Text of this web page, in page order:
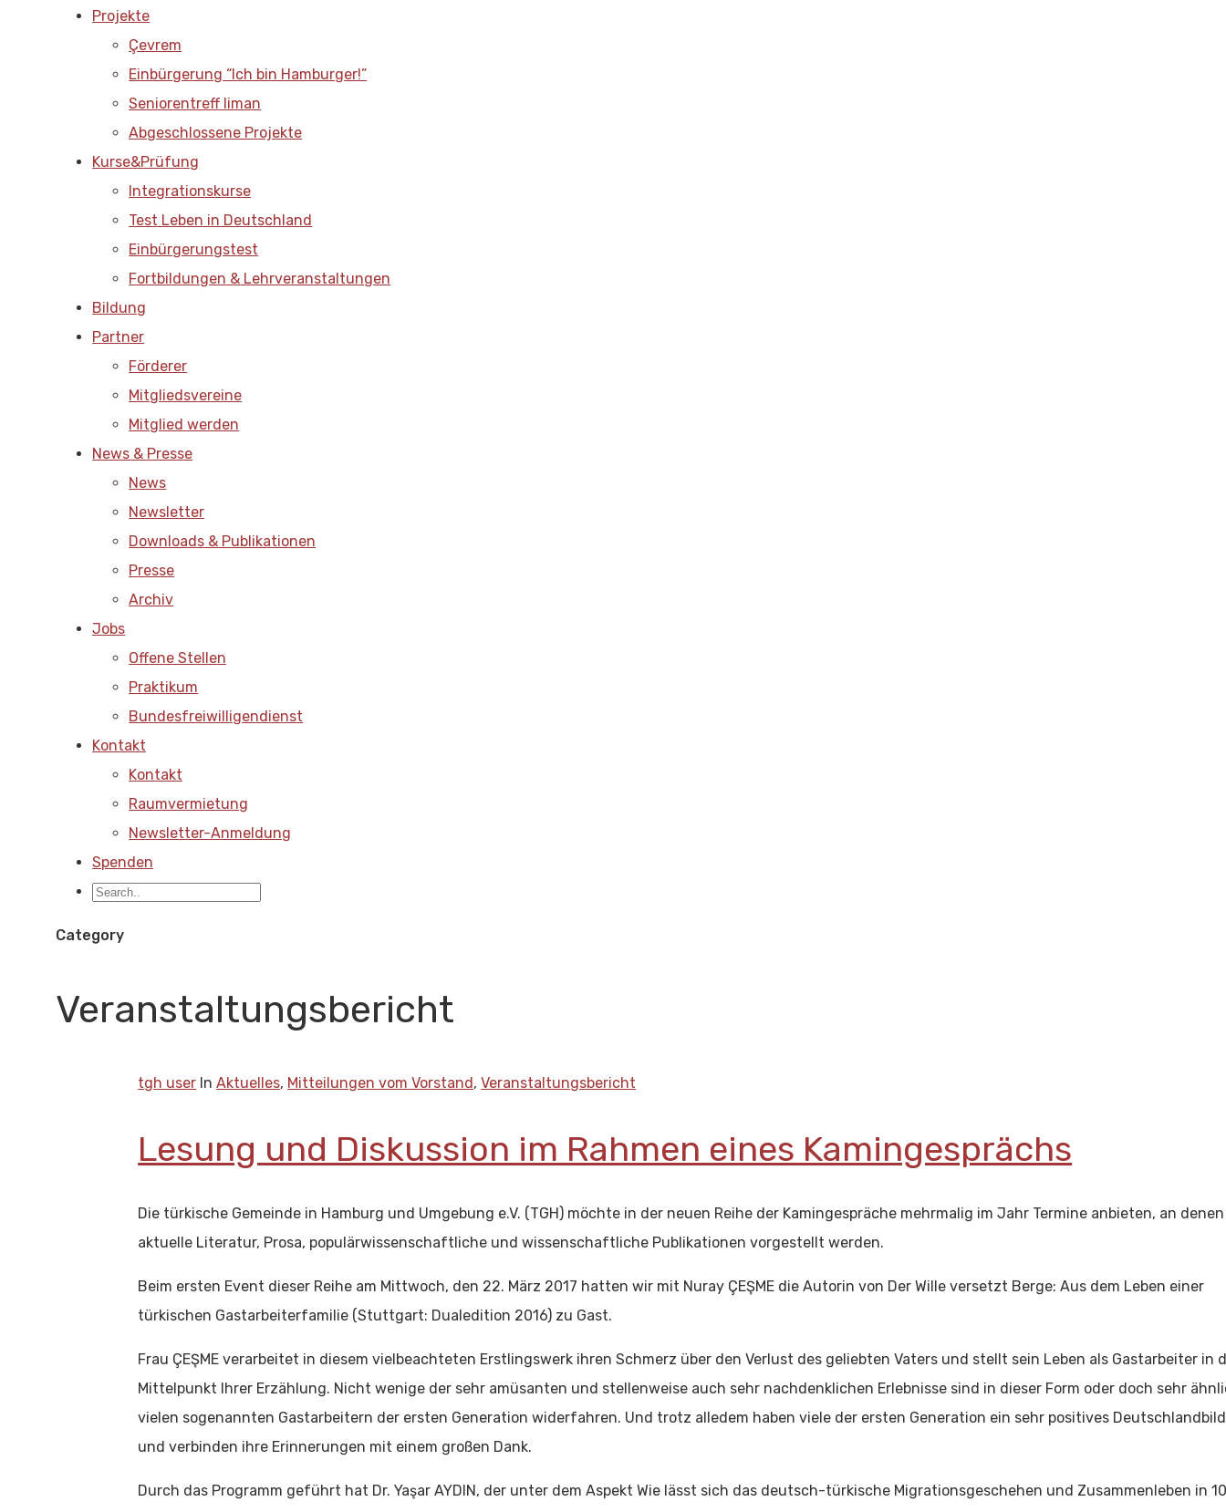
Projekte
Çevrem
Einbürgerung “Ich bin Hamburger!”
Seniorentreff liman
Abgeschlossene Projekte
Kurse&Prüfung
Integrationskurse
Test Leben in Deutschland
Einbürgerungstest
Fortbildungen & Lehrveranstaltungen
Bildung
Partner
Förderer
Mitgliedsvereine
Mitglied werden
News & Presse
News
Newsletter
Downloads & Publikationen
Presse
Archiv
Jobs
Offene Stellen
Praktikum
Bundesfreiwilligendienst
Kontakt
Kontakt
Raumvermietung
Newsletter-Anmeldung
Spenden
Category
Veranstaltungsbericht
tgh user InAktuelles, Mitteilungen vom Vorstand ,Veranstaltungsbericht
Lesung und Diskussion im Rahmen eines Kamingesprächs
Die türkische Gemeinde in Hamburg und Umgebung e.V. (TGH) möchte in der neuen Reihe der Kamingespräche mehrmalig im Jahr Termine anbieten, an denen
aktuelle Literatur, Prosa, populärwissenschaftliche und wissenschaftliche Publikationen vorgestellt werden.
Beim ersten Event dieser Reihe am Mittwoch, den 22. März 2017 hatten wir mit Nuray ÇEŞME die Autorin von Der Wille versetzt Berge: Aus dem Leben einer
türkischen Gastarbeiterfamilie (Stuttgart: Dualedition 2016) zu Gast.
Frau ÇEŞME verarbeitet in diesem vielbeachteten Erstlingswerk ihren Schmerz über den Verlust des geliebten Vaters und stellt sein Leben als Gastarbeiter in
Mittelpunkt Ihrer Erzählung. Nicht wenige der sehr amüsanten und stellenweise auch sehr nachdenklichen Erlebnisse sind in dieser Form oder doch sehr
vielen sogenannten Gastarbeitern der ersten Generation widerfahren. Und trotz alledem haben viele der ersten Generation ein sehr positives Deutschlandbild
und verbinden ihre Erinnerungen mit einem großen Dank.
Durch das Programm geführt hat Dr. Yaşar AYDIN, der unter dem Aspekt Wie lässt sich das deutsch-türkische Migrationsgeschehen und Zusammenleben in